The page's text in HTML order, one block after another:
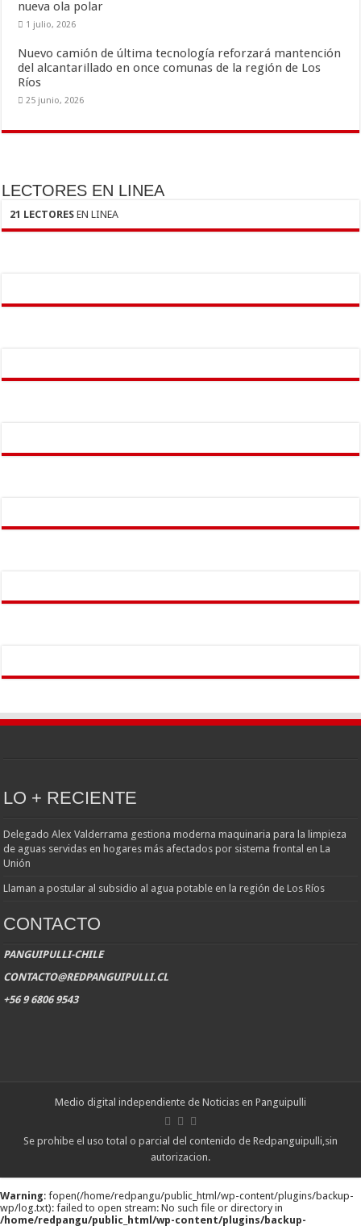
nueva ola polar
1 julio, 2026
Nuevo camión de última tecnología reforzará mantención
del alcantarillado en once comunas de la región de Los
Ríos
25 junio, 2026
LECTORES EN LINEA
21 LECTORES EN LINEA
LO + RECIENTE
Delegado Alex Valderrama gestiona moderna maquinaria para la limpieza
de aguas servidas en hogares más afectados por sistema frontal en La
Unión
Llaman a postular al subsidio al agua potable en la región de Los Ríos
CONTACTO
PANGUIPULLI-CHILE
CONTACTO@REDPANGUIPULLI.CL
+56 9 6806 9543
Medio digital independiente de Noticias en Panguipulli
Se prohibe el uso total o parcial del contenido de Redpanguipulli,sin
autorizacion.
Warning: fopen(/home/redpangu/public_html/wp-content/plugins/backup-
wp/log.txt): failed to open stream: No such file or directory in
/home/redpangu/public_html/wp-content/plugins/backup-